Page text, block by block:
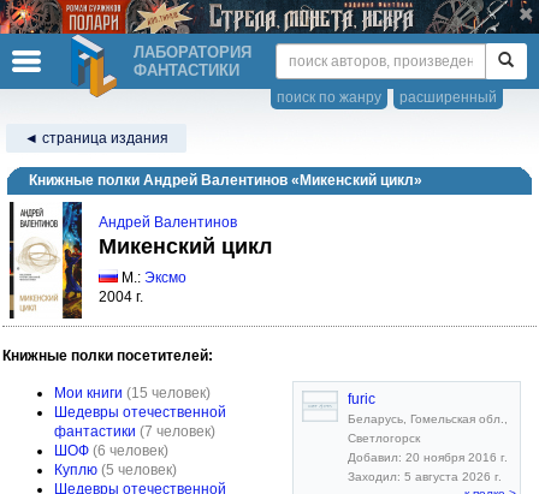
ЛАБОРАТОРИЯ
ФАНТАСТИКИ
расширенный
поиск по жанру
◄ страница издания
Книжные полки Андрей Валентинов «Микенский цикл»
Андрей Валентинов
Микенский цикл
М.: Эксмо
2004 г.
Книжные полки посетителей:
Мои книги (15 человек)
Шедевры отечественной
фантастики (7 человек)
ШОФ (6 человек)
Куплю (5 человек)
Шедевры отечественной
furic
Беларусь, Гомельская обл.,
Светлогорск
Добавил: 20 ноября 2016 г.
Заходил: 5 августа 2026 г.